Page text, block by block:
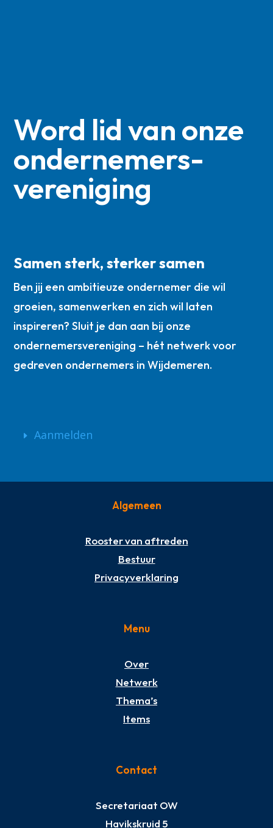
Word lid van onze
ondernemers­
vereniging
Samen sterk, sterker samen
Ben jij een ambitieuze ondernemer die wil
groeien, samenwerken en zich wil laten
inspireren? Sluit je dan aan bij onze
ondernemersvereniging – hét netwerk voor
gedreven ondernemers in Wijdemeren.
Aanmelden
Algemeen
Rooster van aftreden
Bestuur
Privacyverklaring
Menu
Over
Netwerk
Thema’s
Items
Contact
Secretariaat OW
Havikskruid 5